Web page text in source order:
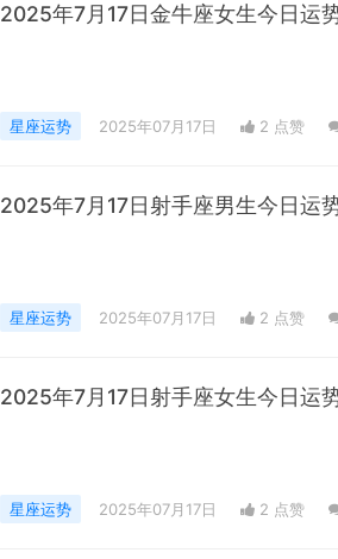
2025年7月17日金牛座女生今日运
星座运势 2025年07月17日 2 点赞
2025年7月17日射手座男生今日运
星座运势 2025年07月17日 2 点赞
2025年7月17日射手座女生今日运
星座运势 2025年07月17日 2 点赞